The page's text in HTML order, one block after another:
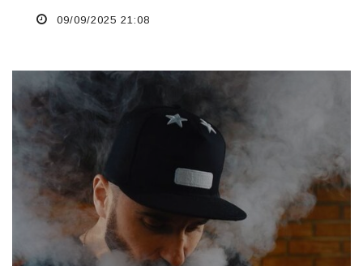
09/09/2025 21:08